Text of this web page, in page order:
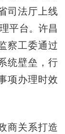
司法厅上线
平台。许昌
察工委通过
统壁垒，行
项办理时效
关系打造